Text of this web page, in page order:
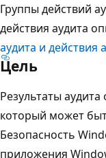
Группы действий
действия аудита
аудита и действия
Цель
Результаты
который может
Безопасность
приложения